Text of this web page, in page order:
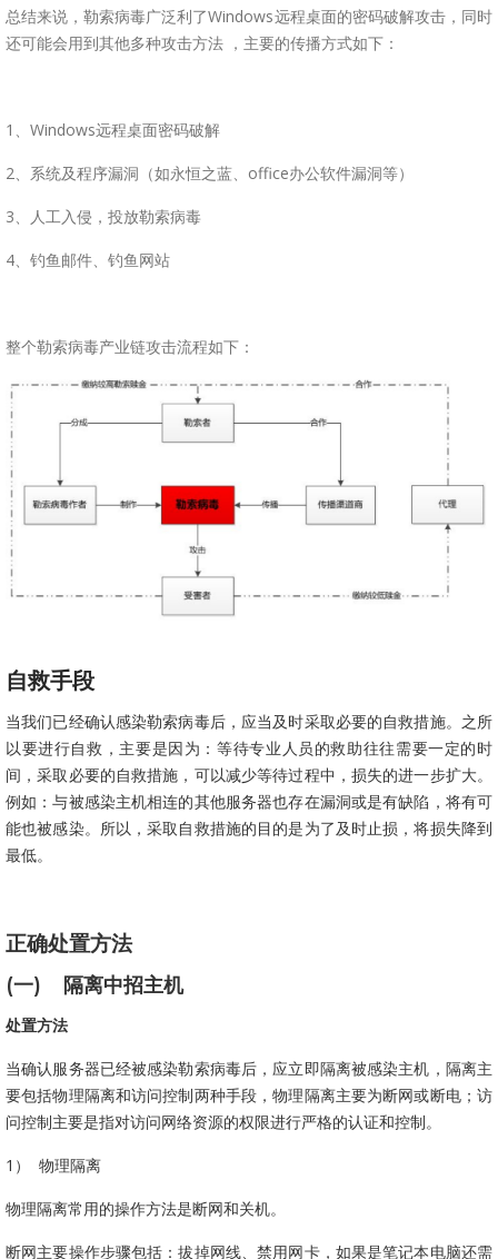
总结来说，勒索病毒广泛利了Windows远程桌面的密码破解攻击，同时
还可能会用到其他多种攻击方法 ，主要的传播方式如下：
1、Windows远程桌面密码破解
2、系统及程序漏洞（如永恒之蓝、office办公软件漏洞等）
3、人工入侵，投放勒索病毒
4、钓鱼邮件、钓鱼网站
整个勒索病毒产业链攻击流程如下：
自救手段
当我们已经确认感染勒索病毒后，应当及时采取必要的自救措施。之所
以要进行自救，主要是因为：等待专业人员的救助往往需要一定的时
间，采取必要的自救措施，可以减少等待过程中，损失的进一步扩大。
例如：与被感染主机相连的其他服务器也存在漏洞或是有缺陷，将有可
能也被感染。所以，采取自救措施的目的是为了及时止损，将损失降到
最低。
正确处置方法
(一) 隔离中招主机
处置方法
当确认服务器已经被感染勒索病毒后，应立即隔离被感染主机，隔离主
要包括物理隔离和访问控制两种手段，物理隔离主要为断网或断电；访
问控制主要是指对访问网络资源的权限进行严格的认证和控制。
1） 物理隔离
物理隔离常用的操作方法是断网和关机。
断网主要操作步骤包括：拔掉网线、禁用网卡，如果是笔记本电脑还需